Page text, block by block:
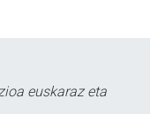
euskaraz eta